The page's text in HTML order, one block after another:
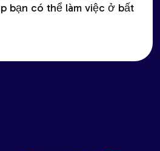
bạn có thể làm việc ở bất